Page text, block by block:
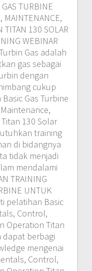
TURBINE
MAINTENANCE,
TITAN 130 SOLAR
WEBINAR
Turbin Gas adalah
gas sebagai
dengan
cukup
Gas Turbine
130 Solar
training
di bidangnya
tidak menjadi
mendalami
TRAINING
UNTUK
pelatihan Basic
Control,
Operation Titan
dapat berbagi
mengenai
Control,